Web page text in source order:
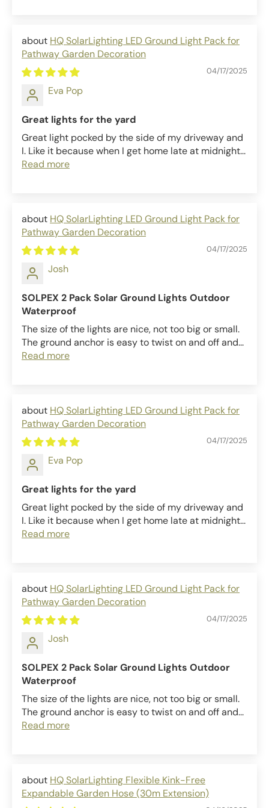
HQ SolarLighting LED Ground Light Pack for
Pathway Garden Decoration
04/17/2025
Eva Pop
Great lights for the yard
Great light pocked by the side of my driveway and
I. Like it because when I get home late at midnight...
Read more
HQ SolarLighting LED Ground Light Pack for
Pathway Garden Decoration
04/17/2025
Josh
SOLPEX 2 Pack Solar Ground Lights Outdoor
Waterproof
The size of the lights are nice, not too big or small.
The ground anchor is easy to twist on and off and...
Read more
HQ SolarLighting LED Ground Light Pack for
Pathway Garden Decoration
04/17/2025
Eva Pop
Great lights for the yard
Great light pocked by the side of my driveway and
I. Like it because when I get home late at midnight...
Read more
HQ SolarLighting LED Ground Light Pack for
Pathway Garden Decoration
04/17/2025
Josh
SOLPEX 2 Pack Solar Ground Lights Outdoor
Waterproof
The size of the lights are nice, not too big or small.
The ground anchor is easy to twist on and off and...
Read more
HQ SolarLighting Flexible Kink-Free
Expandable Garden Hose (30m Extension)